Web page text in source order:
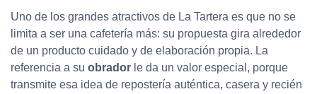
Uno de los grandes atractivos de La Tartera es que no se
limita a ser una cafetería más: su propuesta gira alrededor
de un producto cuidado y de elaboración propia. La
referencia a su obrador le da un valor especial, porque
transmite esa idea de repostería auténtica, casera y recién